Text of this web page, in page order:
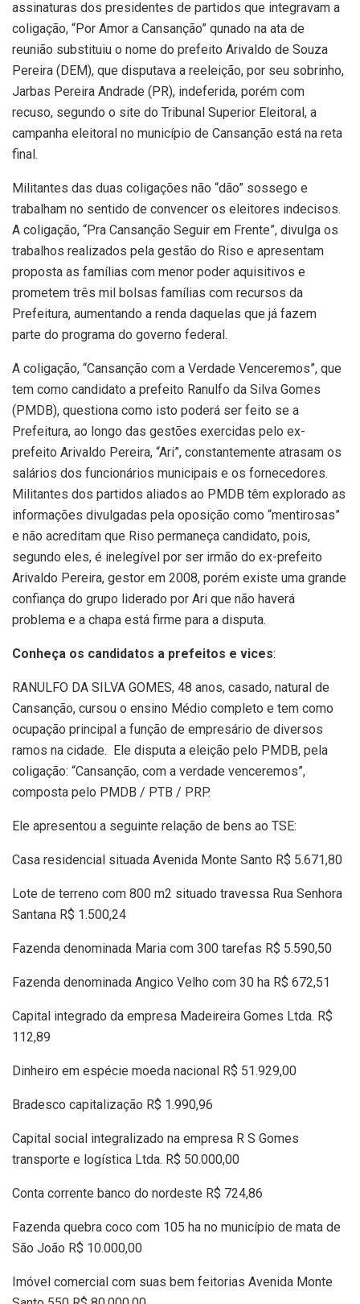
assinaturas dos presidentes de partidos que integravam a
coligação, “Por Amor a Cansanção” qunado na ata de
reunião substituiu o nome do prefeito Arivaldo de Souza
Pereira (DEM), que disputava a reeleição, por seu sobrinho,
Jarbas Pereira Andrade (PR), indeferida, porém com
recuso, segundo o site do Tribunal Superior Eleitoral, a
campanha eleitoral no município de Cansanção está na reta
final.
Militantes das duas coligações não “dão” sossego e
trabalham no sentido de convencer os eleitores indecisos.
A coligação, “Pra Cansanção Seguir em Frente”, divulga os
trabalhos realizados pela gestão do Riso e apresentam
proposta as famílias com menor poder aquisitivos e
prometem três mil bolsas famílias com recursos da
Prefeitura, aumentando a renda daquelas que já fazem
parte do programa do governo federal.
A coligação, “Cansanção com a Verdade Venceremos”, que
tem como candidato a prefeito Ranulfo da Silva Gomes
(PMDB), questiona como isto poderá ser feito se a
Prefeitura, ao longo das gestões exercidas pelo ex-
prefeito Arivaldo Pereira, “Ari”, constantemente atrasam os
salários dos funcionários municipais e os fornecedores.
Militantes dos partidos aliados ao PMDB têm explorado as
informações divulgadas pela oposição como “mentirosas”
e não acreditam que Riso permaneça candidato, pois,
segundo eles, é inelegível por ser irmão do ex-prefeito
Arivaldo Pereira, gestor em 2008, porém existe uma grande
confiança do grupo liderado por Ari que não haverá
problema e a chapa está firme para a disputa.
Conheça os candidatos a prefeitos e vices:
RANULFO DA SILVA GOMES, 48 anos, casado, natural de
Cansanção, cursou o ensino Médio completo e tem como
ocupação principal a função de empresário de diversos
ramos na cidade. Ele disputa a eleição pelo PMDB, pela
coligação: “Cansanção, com a verdade venceremos”,
composta pelo PMDB / PTB / PRP.
Ele apresentou a seguinte relação de bens ao TSE:
Casa residencial situada Avenida Monte Santo R$ 5.671,80
Lote de terreno com 800 m2 situado travessa Rua Senhora
Santana R$ 1.500,24
Fazenda denominada Maria com 300 tarefas R$ 5.590,50
Fazenda denominada Angico Velho com 30 ha R$ 672,51
Capital integrado da empresa Madeireira Gomes Ltda. R$
112,89
Dinheiro em espécie moeda nacional R$ 51.929,00
Bradesco capitalização R$ 1.990,96
Capital social integralizado na empresa R S Gomes
transporte e logística Ltda. R$ 50.000,00
Conta corrente banco do nordeste R$ 724,86
Fazenda quebra coco com 105 ha no município de mata de
São João R$ 10.000,00
Imóvel comercial com suas bem feitorias Avenida Monte